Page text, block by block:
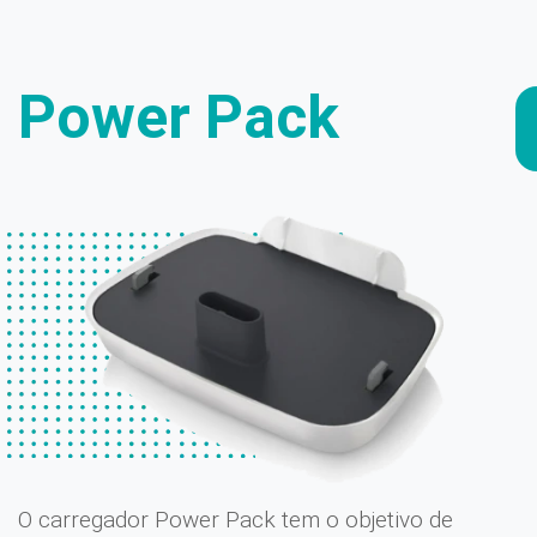
Power Pack
O carregador Power Pack tem o objetivo de